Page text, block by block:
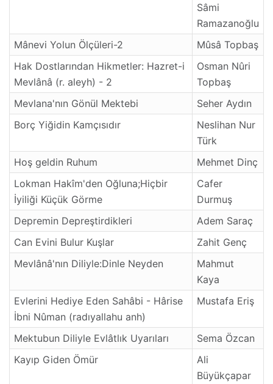
Sâmi
Ramazanoğlu
Mânevi Yolun Ölçüleri-2
Mûsâ Topbaş
Hak Dostlarından Hikmetler: Hazret-i
Mevlânâ (r. aleyh) - 2
Osman Nûri
Topbaş
Mevlana'nın Gönül Mektebi
Seher Aydın
Borç Yiğidin Kamçısıdır
Neslihan Nur
Türk
Hoş geldin Ruhum
Mehmet Dinç
Lokman Hakîm'den Oğluna;Hiçbir
İyiliği Küçük Görme
Cafer
Durmuş
Depremin Depreştirdikleri
Adem Saraç
Can Evini Bulur Kuşlar
Zahit Genç
Mevlânâ'nın Diliyle:Dinle Neyden
Mahmut
Kaya
Evlerini Hediye Eden Sahâbi - Hârise
İbni Nûman (radıyallahu anh)
Mustafa Eriş
Mektubun Diliyle Evlâtlık Uyarıları
Sema Özcan
Kayıp Giden Ömür
Ali
Büyükçapar